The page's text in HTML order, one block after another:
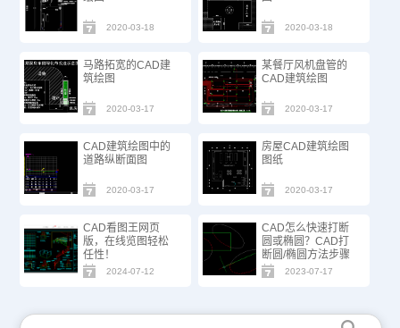
2020-03-18 2020-03-18
马路拓宽的CAD建
筑绘图
2020-03-17
某餐厅风机盘管的
CAD建筑绘图
2020-03-17
CAD建筑绘图中的
道路纵断面图
2020-03-17
房屋CAD建筑绘图
图纸
2020-03-17
CAD看图王网页
版，在线览图轻松
任性！
2024-07-12
CAD怎么快速打断
圆或椭圆？CAD打
断圆/椭圆方法步骤
2023-07-17